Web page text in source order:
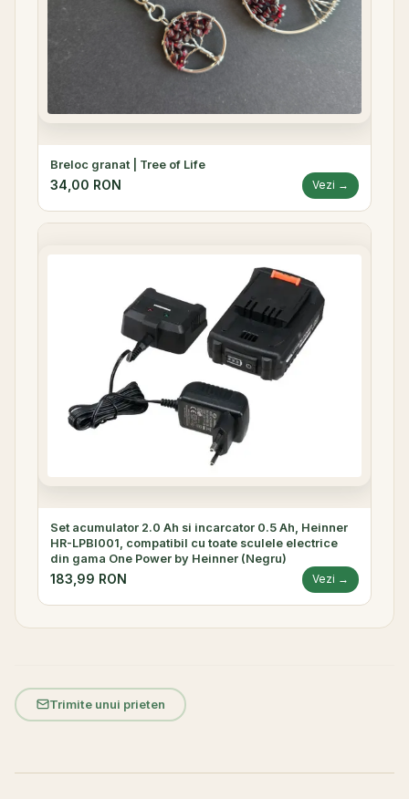
Breloc granat | Tree of Life
34,00 RON Vezi →
Set acumulator 2.0 Ah si incarcator 0.5 Ah, Heinner
HR-LPBI001, compatibil cu toate sculele electrice
din gama One Power by Heinner (Negru)
183,99 RON Vezi →
Trimite unui prieten